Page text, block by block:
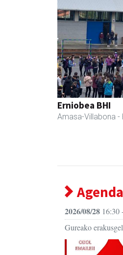
Erniobea BHI
Amasa-Villabona -
Agenda
2026/08/28 16:30
Gureako